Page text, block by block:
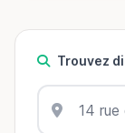
Trouvez